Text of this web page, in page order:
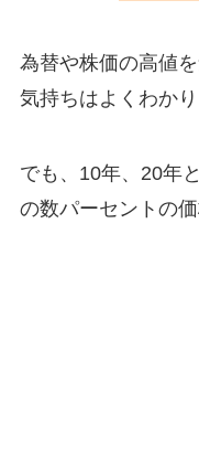
為替や株価の高値
気持ちはよくわかり
でも、10年、20年
の数パーセントの